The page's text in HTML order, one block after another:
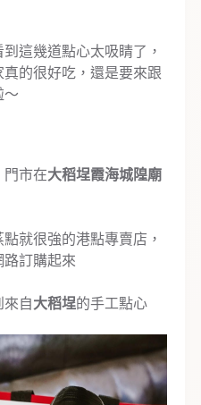
這幾道點心太吸睛了，
的很好吃，還是要來跟
～
門市在大稻埕霞海城隍廟
就很強的港點專賣店，
路訂購起來
來自大稻埕的手工點心